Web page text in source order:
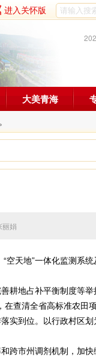
进入关怀版
大美青海
张丽娟
天地”一体化监测系统
耕地占补平衡制度等举
在查清全省高标准农田
实到位。以行政村区划
跨市州调剂机制，加快